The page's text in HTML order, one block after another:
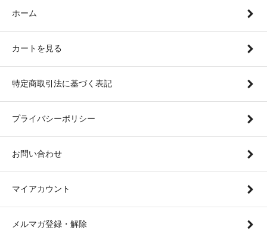
ホーム
カートを見る
特定商取引法に基づく表記
プライバシーポリシー
お問い合わせ
マイアカウント
メルマガ登録・解除